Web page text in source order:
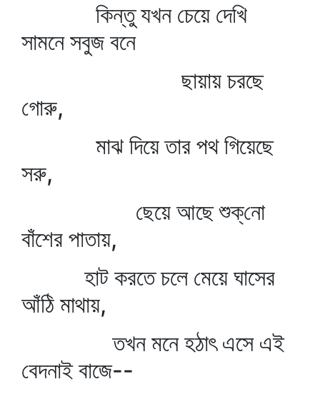
কিন্তু যখন চেয়ে দেখি
সামনে সবুজ বনে
ছায়ায় চরছে
গোরু,
মাঝ দিয়ে তার পথ গিয়েছে
সরু,
ছেয়ে আছে শুক্‌নো
বাঁশের পাতায়,
হাট করতে চলে মেয়ে ঘাসের
আঁঠি মাথায়,
তখন মনে হঠাৎ এসে এই
বেদনাই বাজে--